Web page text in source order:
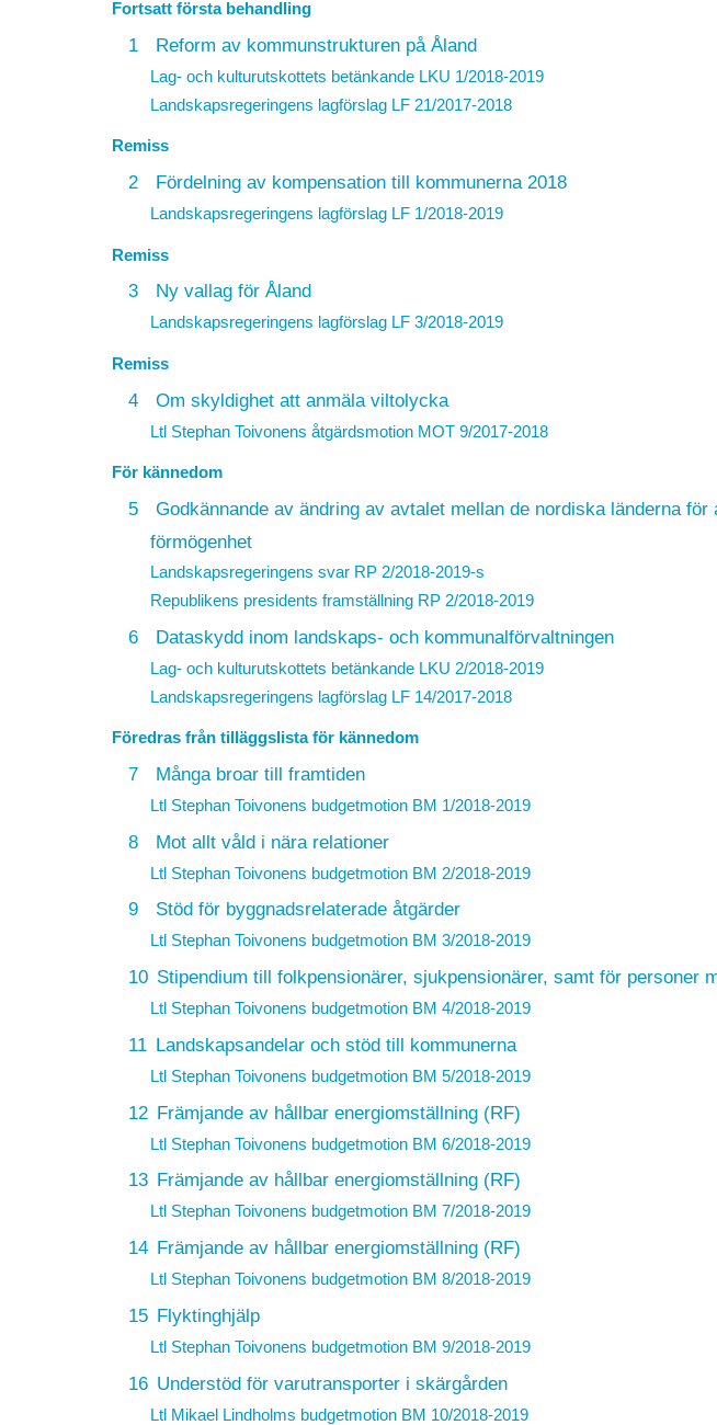
Fortsatt första behandling
1 Reform av kommunstrukturen på Åland
Lag- och kulturutskottets betänkande LKU 1/2018-2019
Landskapsregeringens lagförslag LF 21/2017-2018
Remiss
2 Fördelning av kompensation till kommunerna 2018
Landskapsregeringens lagförslag LF 1/2018-2019
Remiss
3 Ny vallag för Åland
Landskapsregeringens lagförslag LF 3/2018-2019
Remiss
4 Om skyldighet att anmäla viltolycka
Ltl Stephan Toivonens åtgärdsmotion MOT 9/2017-2018
För kännedom
5
Godkännande av ändring av avtalet mellan de nordiska länderna
förmögenhet
Landskapsregeringens svar RP 2/2018-2019-s
Republikens presidents framställning RP 2/2018-2019
6 Dataskydd inom landskaps- och kommunalförvaltningen
Lag- och kulturutskottets betänkande LKU 2/2018-2019
Landskapsregeringens lagförslag LF 14/2017-2018
Föredras från tilläggslista för kännedom
7 Många broar till framtiden
Ltl Stephan Toivonens budgetmotion BM 1/2018-2019
8 Mot allt våld i nära relationer
Ltl Stephan Toivonens budgetmotion BM 2/2018-2019
9 Stöd för byggnadsrelaterade åtgärder
Ltl Stephan Toivonens budgetmotion BM 3/2018-2019
10 Stipendium till folkpensionärer, sjukpensionärer, samt för personer
Ltl Stephan Toivonens budgetmotion BM 4/2018-2019
11 Landskapsandelar och stöd till kommunerna
Ltl Stephan Toivonens budgetmotion BM 5/2018-2019
12 Främjande av hållbar energiomställning (RF)
Ltl Stephan Toivonens budgetmotion BM 6/2018-2019
13 Främjande av hållbar energiomställning (RF)
Ltl Stephan Toivonens budgetmotion BM 7/2018-2019
14 Främjande av hållbar energiomställning (RF)
Ltl Stephan Toivonens budgetmotion BM 8/2018-2019
15 Flyktinghjälp
Ltl Stephan Toivonens budgetmotion BM 9/2018-2019
16 Understöd för varutransporter i skärgården
Ltl Mikael Lindholms budgetmotion BM 10/2018-2019